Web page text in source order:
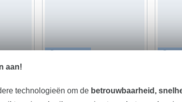
7,63 € / stuk
7,63
aan!
technologieën om de betrouwbaarheid,